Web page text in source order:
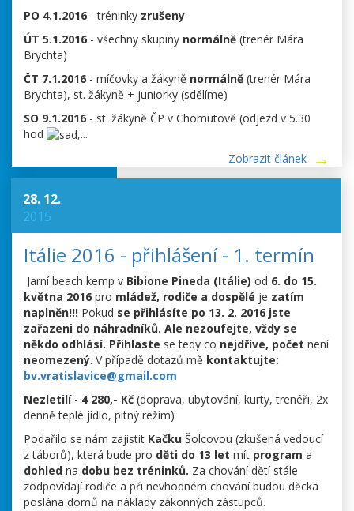
PO 4.1.2016 - tréninky zrušeny
ÚT 5.1.2016 - všechny skupiny normálně (trenér Mára
Brychta)
ČT 7.1.2016 - míčovky a žákyně normálně (trenér Mára
Brychta), st. žákyně + juniorky (sdělíme)
SO 9.1.2016 - st. žákyně ČP v Chomutově (odjezd v 5.30
hod
,...
Zobrazit článek
28. 12.
2015
Itálie 2016 - přihlášení - 1. termín
Jarní beach kemp v Bibione Pineda (Itálie) od 6. do 15.
května 2016 pro mládež, rodiče a dospělé je zatím
naplněn!!! Pokud se přihlásíte po 13. 2. 2016 jste
zařazeni do náhradníků. Ale nezoufejte, vždy se
někdo odhlásí. Přihlaste se tedy co nejdříve, počet není
neomezený. V případě dotazů mě kontaktujte:
bv.vratislavice@gmail.com
Nezletilí - 4 280,- Kč (doprava, ubytování, kurty, trenéři, 2x
denně teplé jídlo, pitný režim)
Podařilo se nám zajistit Kačku Šolcovou (zkušená vedoucí
z táborů), která bude pro děti do 13 let mít program a
dohled na dobu bez tréninků. Za chování dětí stále
zodpovídají rodiče a při nevhodném chování budou děcka
poslána domů na náklady zákonných zástupců.